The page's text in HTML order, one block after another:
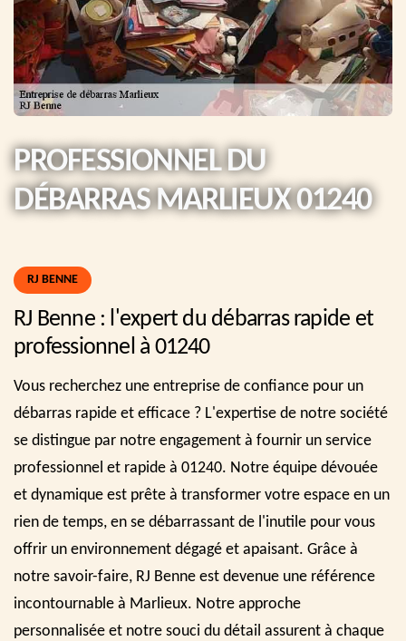
PROFESSIONNEL DU
DÉBARRAS MARLIEUX 01240
RJ BENNE
RJ Benne : l'expert du débarras rapide et
professionnel à 01240
Vous recherchez une entreprise de confiance pour un
débarras rapide et efficace ? L'expertise de notre société
se distingue par notre engagement à fournir un service
professionnel et rapide à 01240. Notre équipe dévouée
et dynamique est prête à transformer votre espace en un
rien de temps, en se débarrassant de l'inutile pour vous
offrir un environnement dégagé et apaisant. Grâce à
notre savoir-faire, RJ Benne est devenue une référence
incontournable à Marlieux. Notre approche
personnalisée et notre souci du détail assurent à chaque